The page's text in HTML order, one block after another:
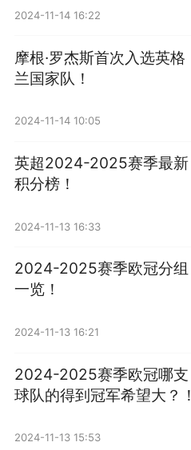
2024-11-14 16:22
摩根·罗杰斯首次入选英格
兰国家队！
2024-11-14 10:05
英超2024-2025赛季最新
积分榜！
2024-11-13 16:33
2024-2025赛季欧冠分组
一览！
2024-11-13 16:21
2024-2025赛季欧冠哪支
球队的得到冠军希望大？！
2024-11-13 15:53